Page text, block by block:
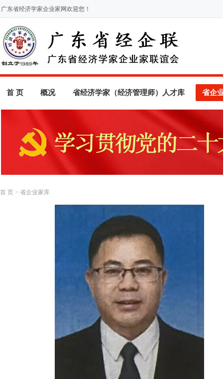
广东省经济学家企业家网欢迎您！
首 页 概况 省经济学家（经济管理师）人才库 省企
首 页 > 省企业家库